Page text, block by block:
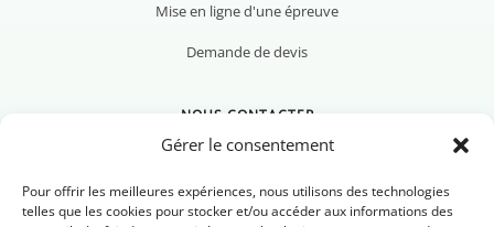
Gérer le consentement
Pour offrir les meilleures expériences, nous utilisons des technologies
telles que les cookies pour stocker et/ou accéder aux informations des
Mise en ligne d'une épreuve
Demande de devis
NOUS CONTACTER